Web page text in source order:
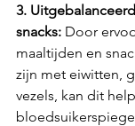
3.
snacks: Door
maaltijden en
zijn met eiwitten,
vezels, kan dit